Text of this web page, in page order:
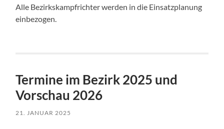
Alle Bezirkskampfrichter werden in die Einsatzplanung
einbezogen.
Termine im Bezirk 2025 und
Vorschau 2026
21. JANUAR 2025